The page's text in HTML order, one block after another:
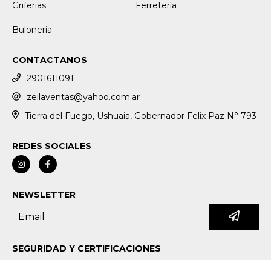
Griferias Ferretería
Buloneria
CONTACTANOS
2901611091
zeilaventas@yahoo.com.ar
Tierra del Fuego, Ushuaia, Gobernador Felix Paz N° 793
REDES SOCIALES
NEWSLETTER
SEGURIDAD Y CERTIFICACIONES